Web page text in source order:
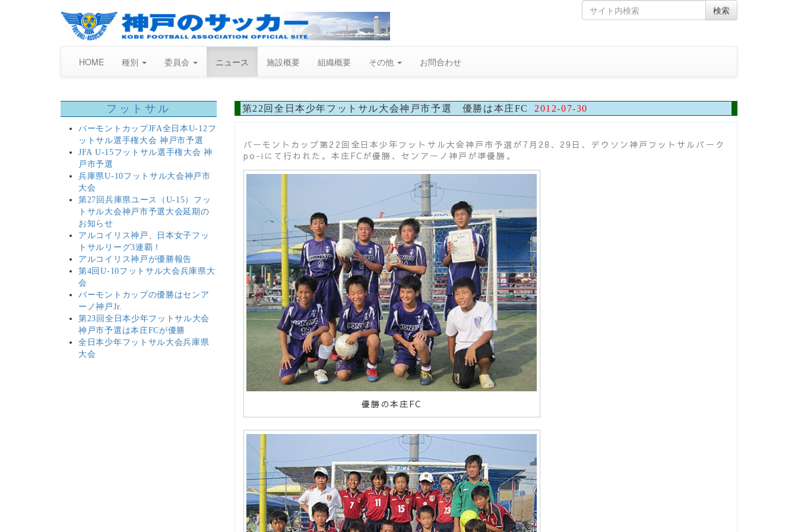
Skip
to
Search
for
検索
HOME 種別 委員会 ニュース 施設概要 組織概要 その他 お問合わせ
フットサル
バーモントカップJFA全日本U-12フ
ットサル選手権大会 神戸市予選
JFA U-15フットサル選手権大会 神
戸市予選
兵庫県U-10フットサル大会神戸市
大会
第27回兵庫県ユース（U-15）フッ
トサル大会神戸市予選大会延期の
お知らせ
アルコイリス神戸、日本女子フッ
トサルリーグ3連覇！
アルコイリス神戸が優勝報告
第4回U-10フットサル大会兵庫県大
会
バーモントカップの優勝はセンア
ーノ神戸Jr.
第23回全日本少年フットサル大会
神戸市予選は本庄FCが優勝
全日本少年フットサル大会兵庫県
大会
第22回全日本少年フットサル大会神戸市予選 優勝は本庄FC 2012-07-30
バーモントカップ第22回全日本少年フットサル大会神戸市予選が7月28、29日、デウソン神戸フットサルパーク
po-iにて行われた。本庄FCが優勝、センアーノ神戸が準優勝。
優勝の本庄FC